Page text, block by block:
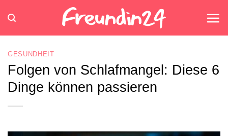
Inhalt
springen
GESUNDHEIT
Folgen von Schlafmangel: Diese 6
Dinge können passieren